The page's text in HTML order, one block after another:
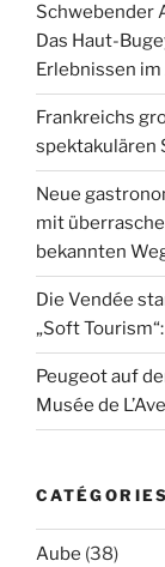
Schwebender
Das Haut-
Erlebnissen
Frankreichs
spektakulären
Neue
mit
bekannten
Die Vendée
„Soft
Peugeot auf
Musée de
CATÉGORIES
Aube (38)